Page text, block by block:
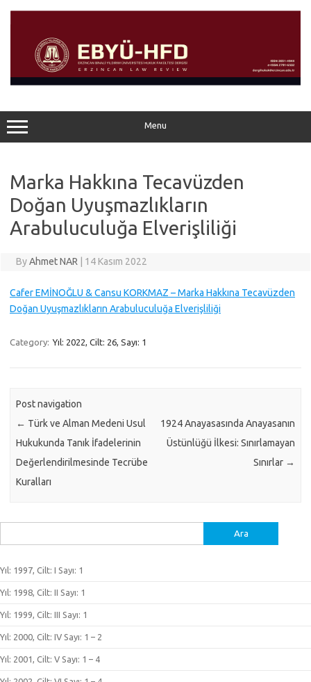
content
Menu
Marka Hakkına Tecavüzden
Doğan Uyuşmazlıkların
Arabuluculuğa Elverişliliği
ByAhmet NAR | 14 Kasım 2022
Cafer EMİNOĞLU & Cansu KORKMAZ – Marka Hakkına Tecavüzden
Doğan Uyuşmazlıkların Arabuluculuğa Elverişliliği
Category: Yıl: 2022, Cilt: 26, Sayı: 1
Post navigation
← Türk ve Alman Medeni Usul
Hukukunda Tanık İfadelerinin
Değerlendirilmesinde Tecrübe
Kuralları
1924 Anayasasında Anayasanın
Üstünlüğü İlkesi: Sınırlamayan
Sınırlar →
Yıl: 1997, Cilt: I Sayı: 1
Yıl: 1998, Cilt: II Sayı: 1
Yıl: 1999, Cilt: III Sayı: 1
Yıl: 2000, Cilt: IV Sayı: 1 – 2
Yıl: 2001, Cilt: V Sayı: 1 – 4